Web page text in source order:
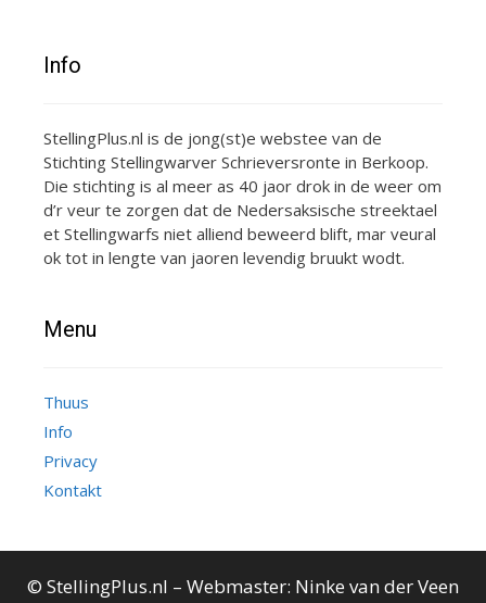
Info
StellingPlus.nl is de jong(st)e webstee van de
Stichting Stellingwarver Schrieversronte in Berkoop.
Die stichting is al meer as 40 jaor drok in de weer om
d’r veur te zorgen dat de Nedersaksische streektael
et Stellingwarfs niet alliend beweerd blift, mar veural
ok tot in lengte van jaoren levendig bruukt wodt.
Menu
Thuus
Info
Privacy
Kontakt
© StellingPlus.nl – Webmaster: Ninke van der Veen